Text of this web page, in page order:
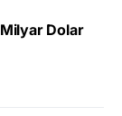
Dolar